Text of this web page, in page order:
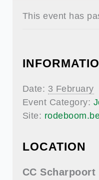
This event has
Date: 3 February
Event Category:
Site:
LOCATION
CC Scharpoort